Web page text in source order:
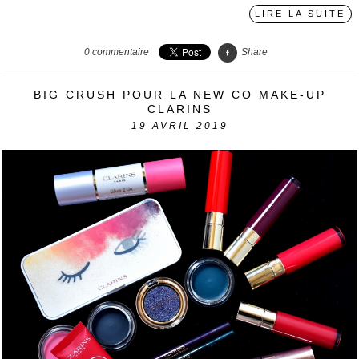
LIRE LA SUITE
0 commentaire Share
BIG CRUSH POUR LA NEW CO MAKE-UP
CLARINS
19 AVRIL 2019